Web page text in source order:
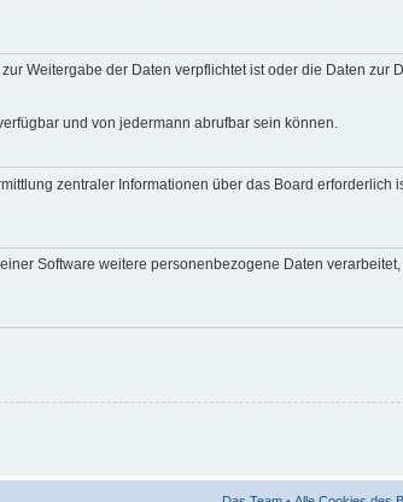
Weitergabe der Daten verpflichtet ist oder die Daten zur
und von jedermann abrufbar sein können.
zentraler Informationen über das Board erforderlich
Software weitere personenbezogene Daten